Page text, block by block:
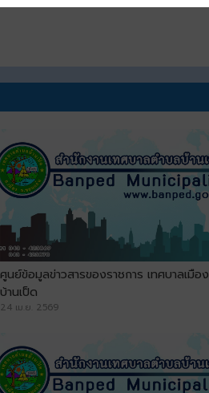
ศูนย์ข้อมูลข่าวสารของราชการ เทศบาลเมือง
บ้านเป็ด
24 เม.ย. 2569